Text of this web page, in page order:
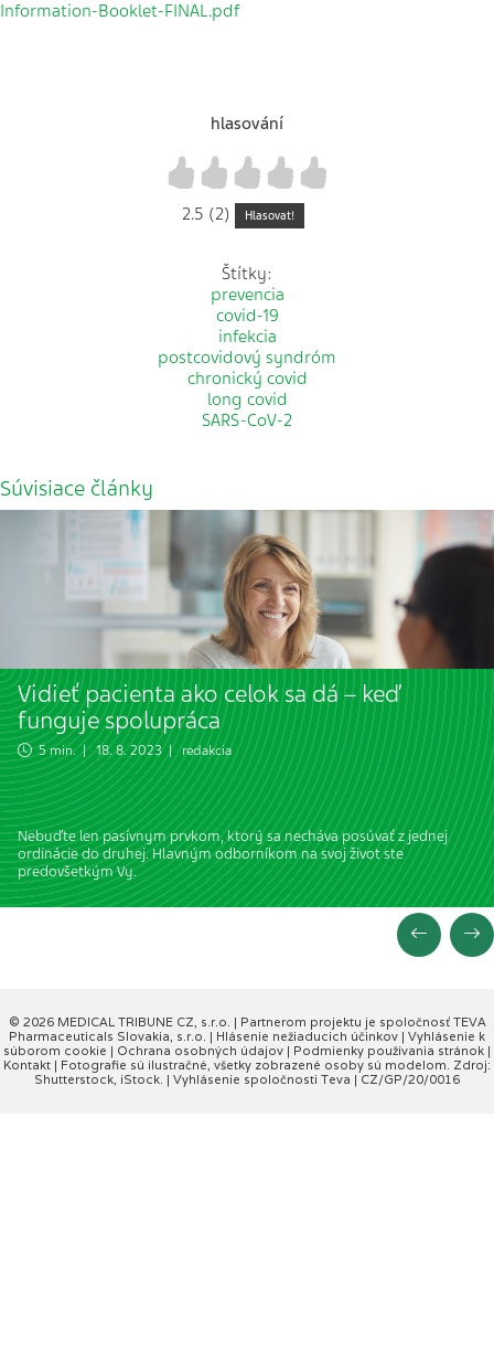
Information-Booklet-FINAL.pdf
hlasování
4
3
2
1
2.5 (2) Hlasovat!
Štítky:
prevencia
covid-19
infekcia
postcovidový syndróm
chronický covid
long covid
SARS-CoV-2
Súvisiace články
Vidieť pacienta ako celok sa dá – keď
funguje spolupráca
5 min. | 18. 8. 2023 | redakcia
Nebuďte len pasívnym prvkom, ktorý sa necháva posúvať z jednej
ordinácie do druhej. Hlavným odborníkom na svoj život ste
predovšetkým Vy.
© 2026 MEDICAL TRIBUNE CZ, s.r.o. | Partnerom projektu je spoločnosť TEVA
Pharmaceuticals Slovakia, s.r.o. | Hlásenie nežiaducich účinkov | Vyhlásenie k
súborom cookie | Ochrana osobných údajov | Podmienky používania stránok |
Kontakt | Fotografie sú ilustračné, všetky zobrazené osoby sú modelom. Zdroj:
Shutterstock, iStock. | Vyhlásenie spoločnosti Teva | CZ/GP/20/0016